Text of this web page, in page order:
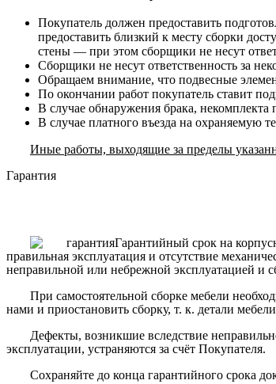
Покупатель должен предоставить
предоставить близкий к месту сборки
стены — при этом сборщики не несут
Сборщики не несут ответственность за
Обращаем внимание, что подвесные
По окончании работ покупатель ставит
В случае обнаружения брака, некомплекта
В случае платного въезда на охраняемую
Иные работы, выходящие за пределы
Гарантия
Гарантийный срок на
правильная эксплуатация и отсутствие
неправильной или небрежной эксплуатацией и
При самостоятельной сборке мебели
нами и приостановить сборку, т. к. детали
Дефекты, возникшие вследствие
эксплуатации, устраняются за счёт Покупателя.
Сохраняйте до конца гарантийного срока